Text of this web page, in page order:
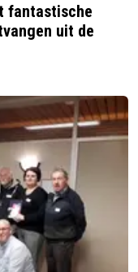
fantastische
uit de